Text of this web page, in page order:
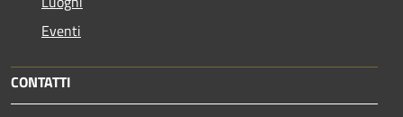
Eventi
CONTATTI